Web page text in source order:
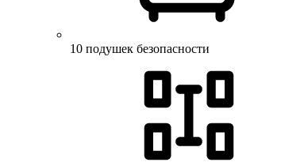
10 подушек безопасности